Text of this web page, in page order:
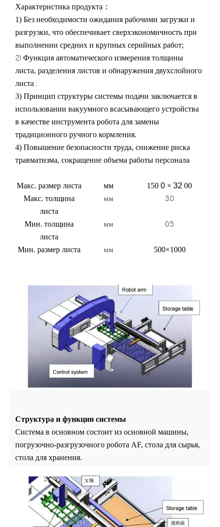
Характеристика продукта：
1) Без необходимости ожидания рабочими загрузки и
разгрузки, что обеспечивает сверхэкономичность при
выполнении средних и крупных серийных работ;
2)Функция автоматического измерения толщины
листа, разделения листов и обнаружения двухслойного
листа ;
3) Принцип структуры системы подачи заключается в
использовании вакуумного всасывающего устройства
в качестве инструмента робота для замены
традиционного ручного кормления.
4) Повышение безопасности труда, снижение риска
травматизма, сокращение объема работы персонала
Макс. размер листа мм 150 0 × 32 00
Макс. толщина
листа
мм 3.0
Мин. толщина
листа
мм 0.5
Мин. размер листа мм 500×1000
Структура и функции системы
Система в основном состоит из основной машины,
погрузочно-разгрузочного робота AF, стола для сырья,
стола для хранения.